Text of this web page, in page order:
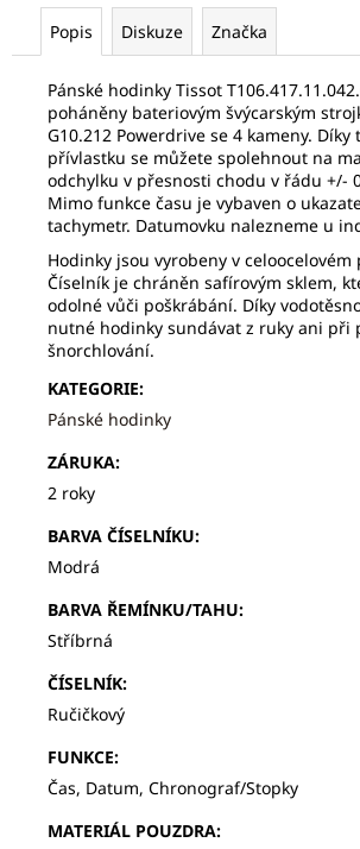
Popis Diskuze Značka
Pánské hodinky Tissot
poháněny bateriovým švýcarským
G10.212 Powerdrive se 4 kameny. Díky
přívlastku se můžete spolehnout na
odchylku v přesnosti chodu v řádu +/-
Mimo funkce času je vybaven o
tachymetr. Datumovku nalezneme u
Hodinky jsou vyrobeny v celoocelovém
Číselník je chráněn safírovým sklem,
odolné vůči poškrábání. Díky
nutné hodinky sundávat z ruky ani při
šnorchlování.
KATEGORIE:
Pánské hodinky
ZÁRUKA:
2 roky
BARVA ČÍSELNÍKU:
Modrá
BARVA ŘEMÍNKU/TAHU:
Stříbrná
ČÍSELNÍK:
Ručičkový
FUNKCE:
Čas, Datum, Chronograf/Stopky
MATERIÁL POUZDRA:
e
FREDERIQUE
CONSTANT
FC-
292MC4P5
630
Původně: